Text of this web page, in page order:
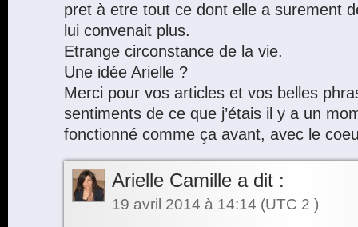
pret à etre tout ce dont elle a surement
lui convenait plus.
Etrange circonstance de la vie.
Une idée Arielle ?
Merci pour vos articles et vos belles
sentiments de ce que j’étais il y a un
fonctionné comme ça avant, avec le
Arielle Camille a dit :
19 avril 2014 à 14:14 (UTC 2 )